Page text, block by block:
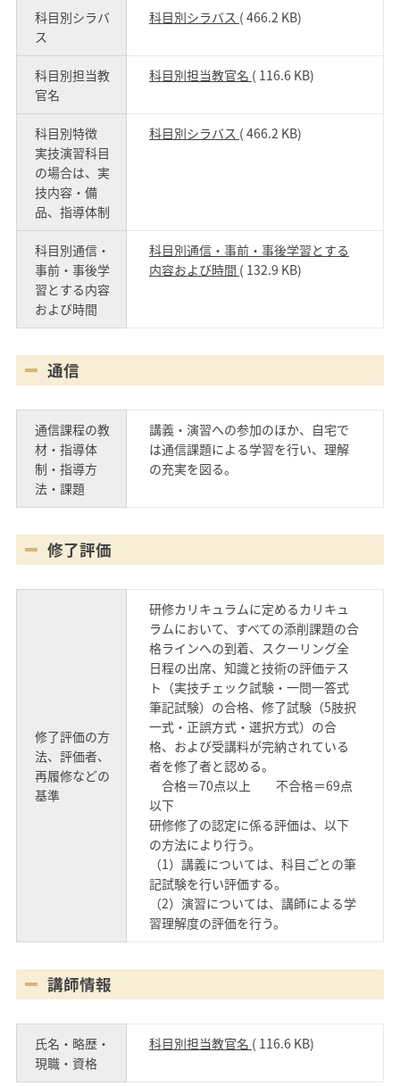
科目別シラバ
ス
科目別シラバス ( 466.2 KB)
科目別担当教
官名
科目別担当教官名 ( 116.6 KB)
科目別特徴
実技演習科目
の場合は、実
技内容・備
品、指導体制
科目別シラバス ( 466.2 KB)
科目別通信・
事前・事後学
習とする内容
および時間
科目別通信・事前・事後学習とする
内容および時間 ( 132.9 KB)
通信
通信課程の教
材・指導体
制・指導方
法・課題
講義・演習への参加のほか、自宅で
は通信課題による学習を行い、理解
の充実を図る。
修了評価
修了評価の方
法、評価者、
再履修などの
基準
研修カリキュラムに定めるカリキュ
ラムにおいて、すべての添削課題の合
格ラインへの到着、スクーリング全
日程の出席、知識と技術の評価テス
ト（実技チェック試験・一問一答式
筆記試験）の合格、修了試験（5肢択
一式・正誤方式・選択方式）の合
格、および受講料が完納されている
者を修了者と認める。
合格＝70点以上 不合格＝69点
以下
研修修了の認定に係る評価は、以下
の方法により行う。
（1）講義については、科目ごとの筆
記試験を行い評価する。
（2）演習については、講師による学
習理解度の評価を行う。
講師情報
氏名・略歴・
現職・資格
科目別担当教官名 ( 116.6 KB)